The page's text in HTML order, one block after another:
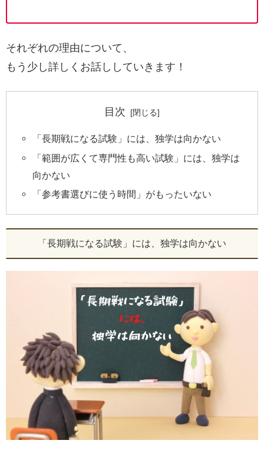
それぞれの理由について、
もう少し詳しくお話ししていきます！
目次
「長期戦になる試験」には、独学は向かない
「範囲が広くて専門性も高い試験」には、独学は
向かない
「参考書選びに使う時間」がもったいない
「長期戦になる試験」には、独学は向かない